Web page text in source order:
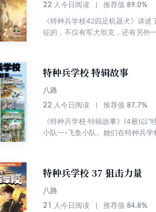
22 人今日阅读 推荐值 89.0%
《特种兵学校42四足机器犬》讲
征的，不仅有军犬坦克，还有另外
特种兵学校 特辑故事
八路
22 人今日阅读 推荐值 87.7%
《特种兵学校·特辑故事》(4册)以
小队一-飞鱼小队。她们在特种兵
特种兵学校 37 狙击力量
八路
21 人今日阅读 推荐值 84.8%